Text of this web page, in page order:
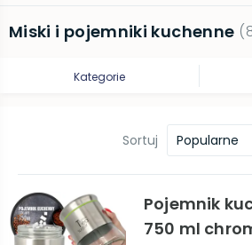
Miski i pojemniki kuchenne (
Kategorie
Sortuj Popularne
Pojemnik
750 ml